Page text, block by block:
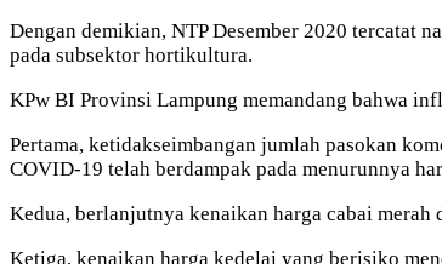
Dengan demikian, NTP Desember 2020 tercatat
pada subsektor hortikultura.
KPw BI Provinsi Lampung memandang bahwa
Pertama, ketidakseimbangan jumlah pasokan
COVID-19 telah berdampak pada menurunnya
Kedua, berlanjutnya kenaikan harga cabai
Ketiga, kenaikan harga kedelai yang berisiko